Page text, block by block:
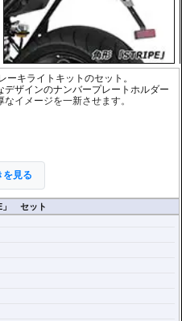
キライトキットのセット。
ザインのナンバープレートホルダー
イメージを一新させます。
ですが、これを理由に車検不適合と
備課に確認済み
意
M5）を取り付けることができます。
ケラーマンの
なえます。
を見る
」 セット